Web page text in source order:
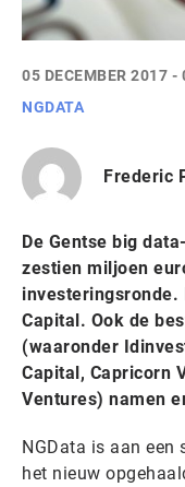
05 DECEMBER 2017 -
NGDATA
Frederic
De Gentse big
zestien miljoen
investeringsronde.
Capital. Ook de
(waaronder
Capital, Capricorn
Ventures) namen
NGData is aan een
het nieuw